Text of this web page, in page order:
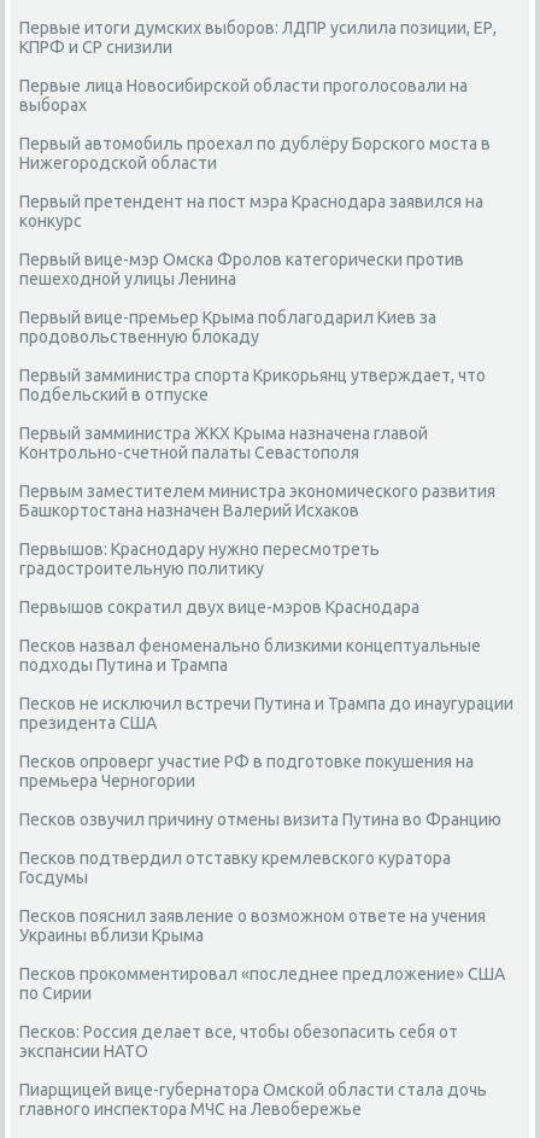
Первые итоги думских выборов: ЛДПР усилила позиции, ЕР,
КПРФ и СР снизили
Первые лица Новосибирской области проголосовали на
выборах
Первый автомобиль проехал по дублёру Борского моста в
Нижегородской области
Первый претендент на пост мэра Краснодара заявился на
конкурс
Первый вице-мэр Омска Фролов категорически против
пешеходной улицы Ленина
Первый вице-премьер Крыма поблагодарил Киев за
продовольственную блокаду
Первый замминистра спорта Крикорьянц утверждает, что
Подбельский в отпуске
Первый замминистра ЖКХ Крыма назначена главой
Контрольно-счетной палаты Севастополя
Первым заместителем министра экономического развития
Башкортостана назначен Валерий Исхаков
Первышов: Краснодару нужно пересмотреть
градостроительную политику
Первышов сократил двух вице-мэров Краснодара
Песков назвал феноменально близкими концептуальные
подходы Путина и Трампа
Песков не исключил встречи Путина и Трампа до инаугурации
президента США
Песков опроверг участие РФ в подготовке покушения на
премьера Черногории
Песков озвучил причину отмены визита Путина во Францию
Песков подтвердил отставку кремлевского куратора
Госдумы
Песков пояснил заявление о возможном ответе на учения
Украины вблизи Крыма
Песков прокомментировал «последнее предложение» США
по Сирии
Песков: Россия делает все, чтобы обезопасить себя от
экспансии НАТО
Пиарщицей вице-губернатора Омской области стала дочь
главного инспектора МЧС на Левобережье